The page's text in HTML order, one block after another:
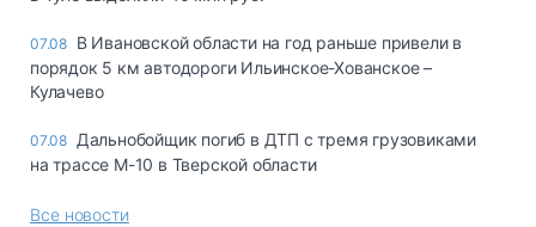
07.08 В Ивановской области на год раньше привели в
порядок 5 км автодороги Ильинское-Хованское –
Кулачево
07.08 Дальнобойщик погиб в ДТП с тремя грузовиками
на трассе М-10 в Тверской области
Все новости